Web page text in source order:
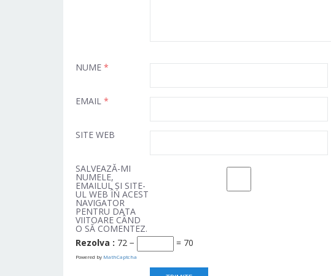
NUME *
EMAIL *
SITE WEB
SALVEAZĂ-MI
NUMELE,
EMAILUL ȘI SITE-
UL WEB ÎN ACEST
NAVIGATOR
PENTRU DATA
VIITOARE CÂND
O SĂ COMENTEZ.
Rezolva : 72 − = 70
Powered by MathCaptcha